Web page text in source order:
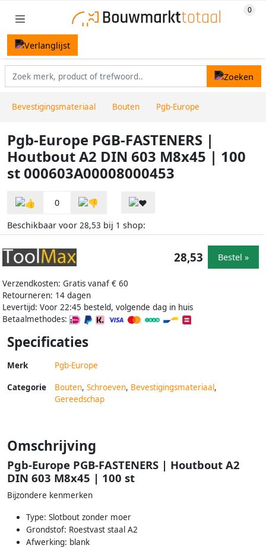
Bevestigingsmateriaal Bouten Pgb-Europe
Pgb-Europe PGB-FASTENERS |
Houtbout A2 DIN 603 M8x45 | 100
st 000603A00008000453
0
Beschikbaar voor 28,53 bij 1 shop:
Verzendkosten: Gratis vanaf € 60
Retourneren: 14 dagen
Levertijd: Voor 22:45 besteld, volgende dag in huis
Betaalmethodes:
28,53 Bestel »
Specificaties
Merk Pgb-Europe
Categorie Bouten, Schroeven, Bevestigingsmateriaal,
Gereedschap
Omschrijving
Pgb-Europe PGB-FASTENERS | Houtbout A2
DIN 603 M8x45 | 100 st
Bijzondere kenmerken
Type: Slotbout zonder moer
Grondstof: Roestvast staal A2
Afwerking: blank